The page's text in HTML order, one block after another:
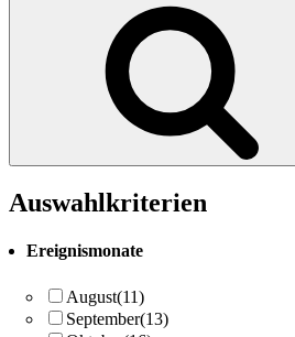
Auswahlkriterien
Ereignismonate
August(11)
September(13)